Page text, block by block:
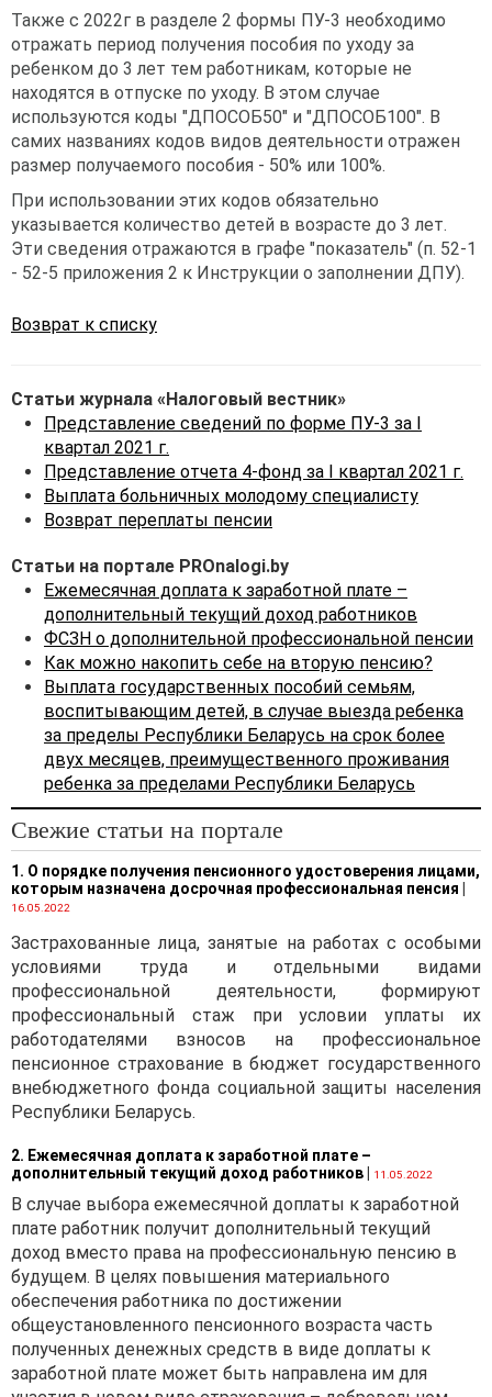
Также с 2022г в разделе 2 формы ПУ-3 необходимо
отражать период получения пособия по уходу за
ребенком до 3 лет тем работникам, которые не
находятся в отпуске по уходу. В этом случае
используются коды "ДПОСОБ50" и "ДПОСОБ100". В
самих названиях кодов видов деятельности отражен
размер получаемого пособия - 50% или 100%.
При использовании этих кодов обязательно
указывается количество детей в возрасте до 3 лет.
Эти сведения отражаются в графе "показатель" (п. 52-1
- 52-5 приложения 2 к Инструкции о заполнении ДПУ).
Возврат к списку
Статьи журнала «Налоговый вестник»
Представление сведений по форме ПУ-3 за I
квартал 2021 г.
Представление отчета 4-фонд за I квартал 2021 г.
Выплата больничных молодому специалисту
Возврат переплаты пенсии
Статьи на портале PROnalogi.by
Ежемесячная доплата к заработной плате –
дополнительный текущий доход работников
ФСЗН о дополнительной профессиональной пенсии
Как можно накопить себе на вторую пенсию?
Выплата государственных пособий семьям,
воспитывающим детей, в случае выезда ребенка
за пределы Республики Беларусь на срок более
двух месяцев, преимущественного проживания
ребенка за пределами Республики Беларусь
Свежие статьи на портале
1. О порядке получения пенсионного удостоверения лицами,
которым назначена досрочная профессиональная пенсия
16.05.2022
Застрахованные лица, занятые на работах с особыми
условиями труда и отдельными видами
профессиональной деятельности, формируют
профессиональный стаж при условии уплаты их
работодателями взносов на профессиональное
пенсионное страхование в бюджет государственного
внебюджетного фонда социальной защиты населения
Республики Беларусь.
2. Ежемесячная доплата к заработной плате –
дополнительный текущий доход работников
11.05.2022
В случае выбора ежемесячной доплаты к заработной
плате работник получит дополнительный текущий
доход вместо права на профессиональную пенсию в
будущем. В целях повышения материального
обеспечения работника по достижении
общеустановленного пенсионного возраста часть
полученных денежных средств в виде доплаты к
заработной плате может быть направлена им для